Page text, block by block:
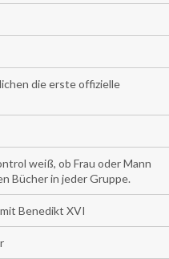
die erste offizielle
weiß, ob Frau oder Mann
Bücher in jeder Gruppe.
Benedikt XVI